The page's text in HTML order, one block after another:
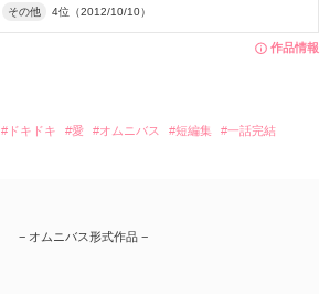
作品情報
その他 4位（2012/10/10）
#ドキドキ #愛 #オムニバス #短編集
#一話完結
− オムニバス形式作品 −